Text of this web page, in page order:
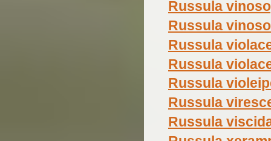
Russula
Russula
Russula
Russula
Russula
Russula
Russula